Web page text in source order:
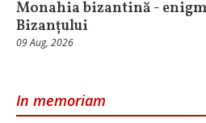
Monahia bizantină -
Bizanțului
09 Aug, 2026
In memoriam